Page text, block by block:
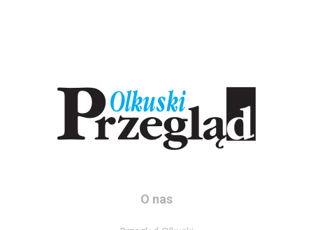
O nas